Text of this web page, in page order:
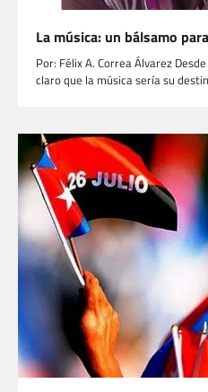
La música: un bálsamo
Por: Félix A. Correa Álvarez
claro que la música sería su